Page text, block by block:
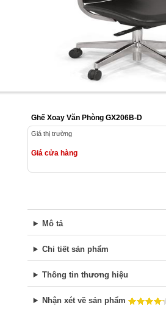
Ghế Xoay Văn Phòng GX206B-D
Giá thị trường
Giá cửa hàng
Mô tả
Chi tiết sản phẩm
Thông tin thương hiệu
Nhận xét về sản phẩm